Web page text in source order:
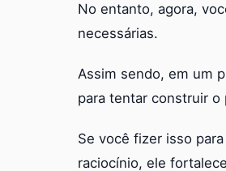
No entanto, agora,
necessárias.
Assim sendo, em um
para tentar construir
Se você fizer isso
raciocínio, ele